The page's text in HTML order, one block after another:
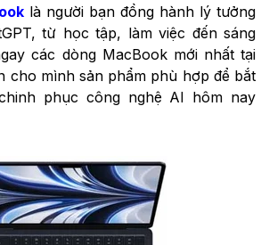
là người bạn đồng hành lý tưởng
từ học tập, làm việc đến sáng
các dòng MacBook mới nhất tại
cho mình sản phẩm phù hợp để bắt
phục công nghệ AI hôm nay